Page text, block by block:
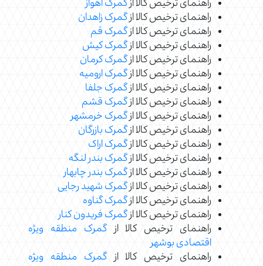
راهنمای ترخیص کالا ازگمرک اهواز
راهنمای ترخیص کالا ازگمرک زاهدان
راهنمای ترخیص کالا ازگمرک قم
راهنمای ترخیص کالا ازگمرک کیش
راهنمای ترخیص کالا ازگمرک کرمان
راهنمای ترخیص کالا ازگمرک ارومیه
راهنمای ترخیص کالا ازگمرک جلفا
راهنمای ترخیص کالا ازگمرک قشم
راهنمای ترخیص کالا ازگمرک خرمشهر
راهنمای ترخیص کالا ازگمرک بازرگان
راهنمای ترخیص کالا ازگمرک اراک
راهنمای ترخیص کالا ازگمرک بندر لنگه
راهنمای ترخیص کالا ازگمرک بندر چابهار
راهنمای ترخیص کالا ازگمرک شهید رجایی
راهنمای ترخیص کالا ازگمرک گناوه
راهنمای ترخیص کالا ازگمرک فریدون کنار
راهنمای ترخیص کالا ازگمرک منطقه ویژه
اقتصادی بوشهر
راهنمای ترخیص کالا ازگمرک منطقه ویژه